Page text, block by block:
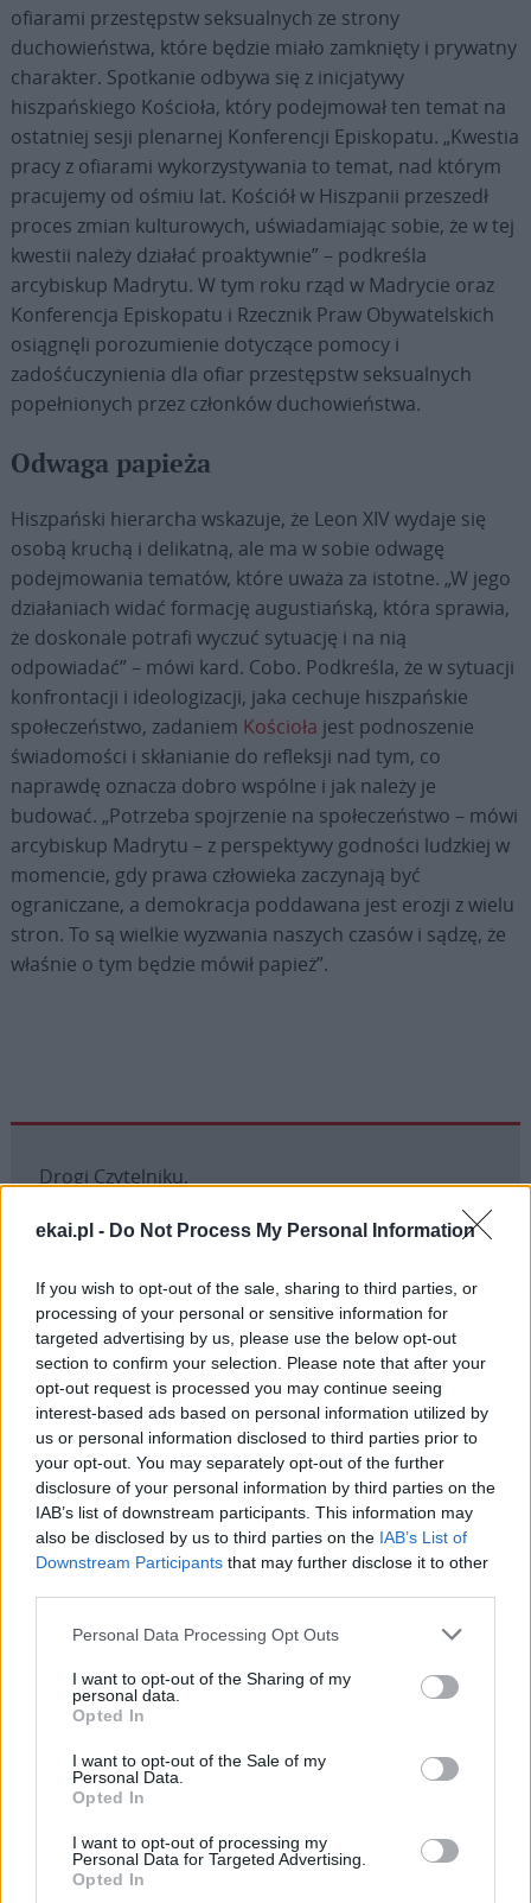
ekai.pl - Do Not Process My Personal Information
If you wish to opt-out of the sale, sharing to third parties, or
processing of your personal or sensitive information for
targeted advertising by us, please use the below opt-out
section to confirm your selection. Please note that after your
opt-out request is processed you may continue seeing
interest-based ads based on personal information utilized by
us or personal information disclosed to third parties prior to
your opt-out. You may separately opt-out of the further
disclosure of your personal information by third parties on the
IAB’s list of downstream participants. This information may
also be disclosed by us to third parties on the IAB’s List of
Downstream Participants that may further disclose it to other
Personal Data Processing Opt Outs
I want to opt-out of the Sharing of my
personal data.
Opted In
I want to opt-out of the Sale of my
Personal Data.
Opted In
I want to opt-out of processing my
Personal Data for Targeted Advertising.
Opted In
ofiarami przestępstw seksualnych ze strony
duchowieństwa, które będzie miało zamknięty i prywatny
charakter. Spotkanie odbywa się z inicjatywy
hiszpańskiego Kościoła, który podejmował ten temat na
ostatniej sesji plenarnej Konferencji Episkopatu. „Kwestia
pracy z ofiarami wykorzystywania to temat, nad którym
pracujemy od ośmiu lat. Kościół w Hiszpanii przeszedł
proces zmian kulturowych, uświadamiając sobie, że w tej
kwestii należy działać proaktywnie” – podkreśla
arcybiskup Madrytu. W tym roku rząd w Madrycie oraz
Konferencja Episkopatu i Rzecznik Praw Obywatelskich
osiągnęli porozumienie dotyczące pomocy i
zadośćuczynienia dla ofiar przestępstw seksualnych
popełnionych przez członków duchowieństwa.
Odwaga papieża
Hiszpański hierarcha wskazuje, że Leon XIV wydaje się
osobą kruchą i delikatną, ale ma w sobie odwagę
podejmowania tematów, które uważa za istotne. „W jego
działaniach widać formację augustiańską, która sprawia,
że doskonale potrafi wyczuć sytuację i na nią
odpowiadać” – mówi kard. Cobo. Podkreśla, że w sytuacji
konfrontacji i ideologizacji, jaka cechuje hiszpańskie
społeczeństwo, zadaniem Kościoła jest podnoszenie
świadomości i skłanianie do refleksji nad tym, co
naprawdę oznacza dobro wspólne i jak należy je
budować. „Potrzeba spojrzenie na społeczeństwo – mówi
arcybiskup Madrytu – z perspektywy godności ludzkiej w
momencie, gdy prawa człowieka zaczynają być
ograniczane, a demokracja poddawana jest erozji z wielu
stron. To są wielkie wyzwania naszych czasów i sądzę, że
właśnie o tym będzie mówił papież”.
Drogi Czytelniku,
cieszymy się, że odwiedzasz nasz portal. Jesteśmy
tu dla Ciebie!
informacje z życia Kościoła w Polsce i na świecie.
Jednak bez Twojej pomocy sprostanie temu
zadaniu będzie coraz trudniejsze.
Dlatego prosimy Cię owsparcie portalu eKAI.pl za
pośrednictwem serwisu Patronite.
Dzięki Tobie będziemy mogli realizować naszą
misję. Więcej informacji znajdziesztutaj
Facebook
TwitterMessengerWhatsApp
EmailCopy Print
Wersja do druku
HISZPANIA KARD. JOSE COBO
LEON XIV
LEON XIV W HISZPANII